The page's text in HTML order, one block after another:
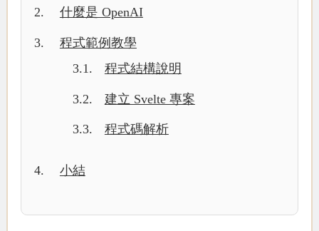
什麼是 OpenAI
程式範例教學
程式結構說明
建立 Svelte 專案
程式碼解析
小結